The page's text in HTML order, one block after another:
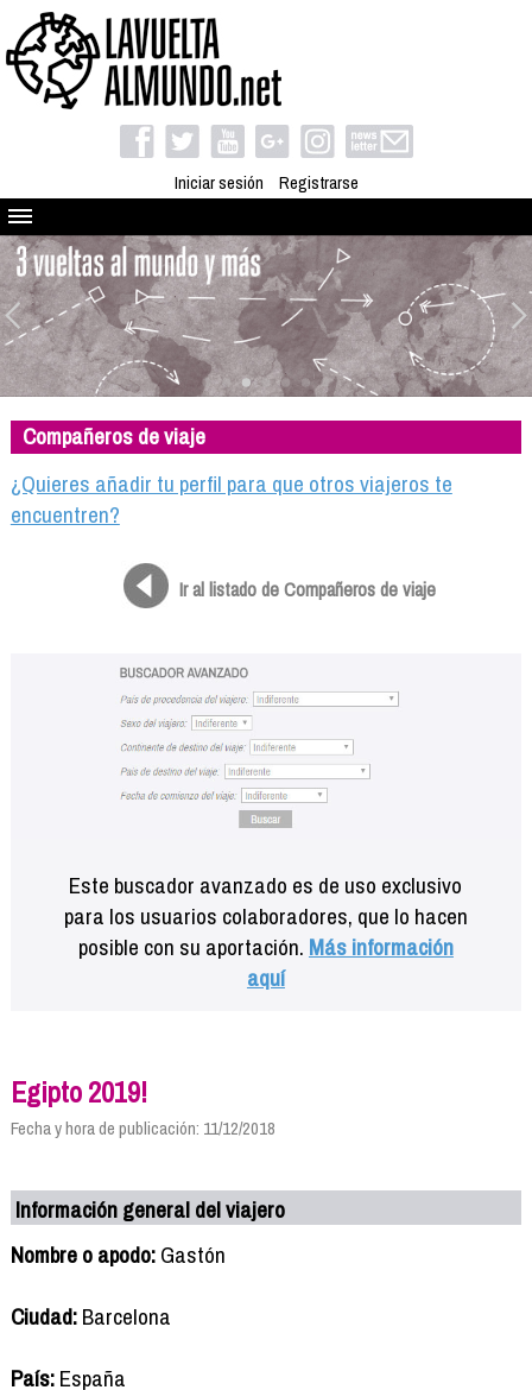
Iniciar sesión Registrarse
Quienes somos
El proyecto
Blog
Viaja con nosotros
Camino solidario
Libros
Compañeros de viaje
Compañeros de viaje
¿Quieres añadir tu perfil para que otros viajeros te
encuentren?
Ir al listado de Compañeros de viaje
Este buscador avanzado es de uso exclusivo
para los usuarios colaboradores, que lo hacen
posible con su aportación. Más información
aquí
Egipto 2019!
Fecha y hora de publicación: 11/12/2018
Información general del viajero
Nombre o apodo:Gastón
Ciudad:Barcelona
País:España